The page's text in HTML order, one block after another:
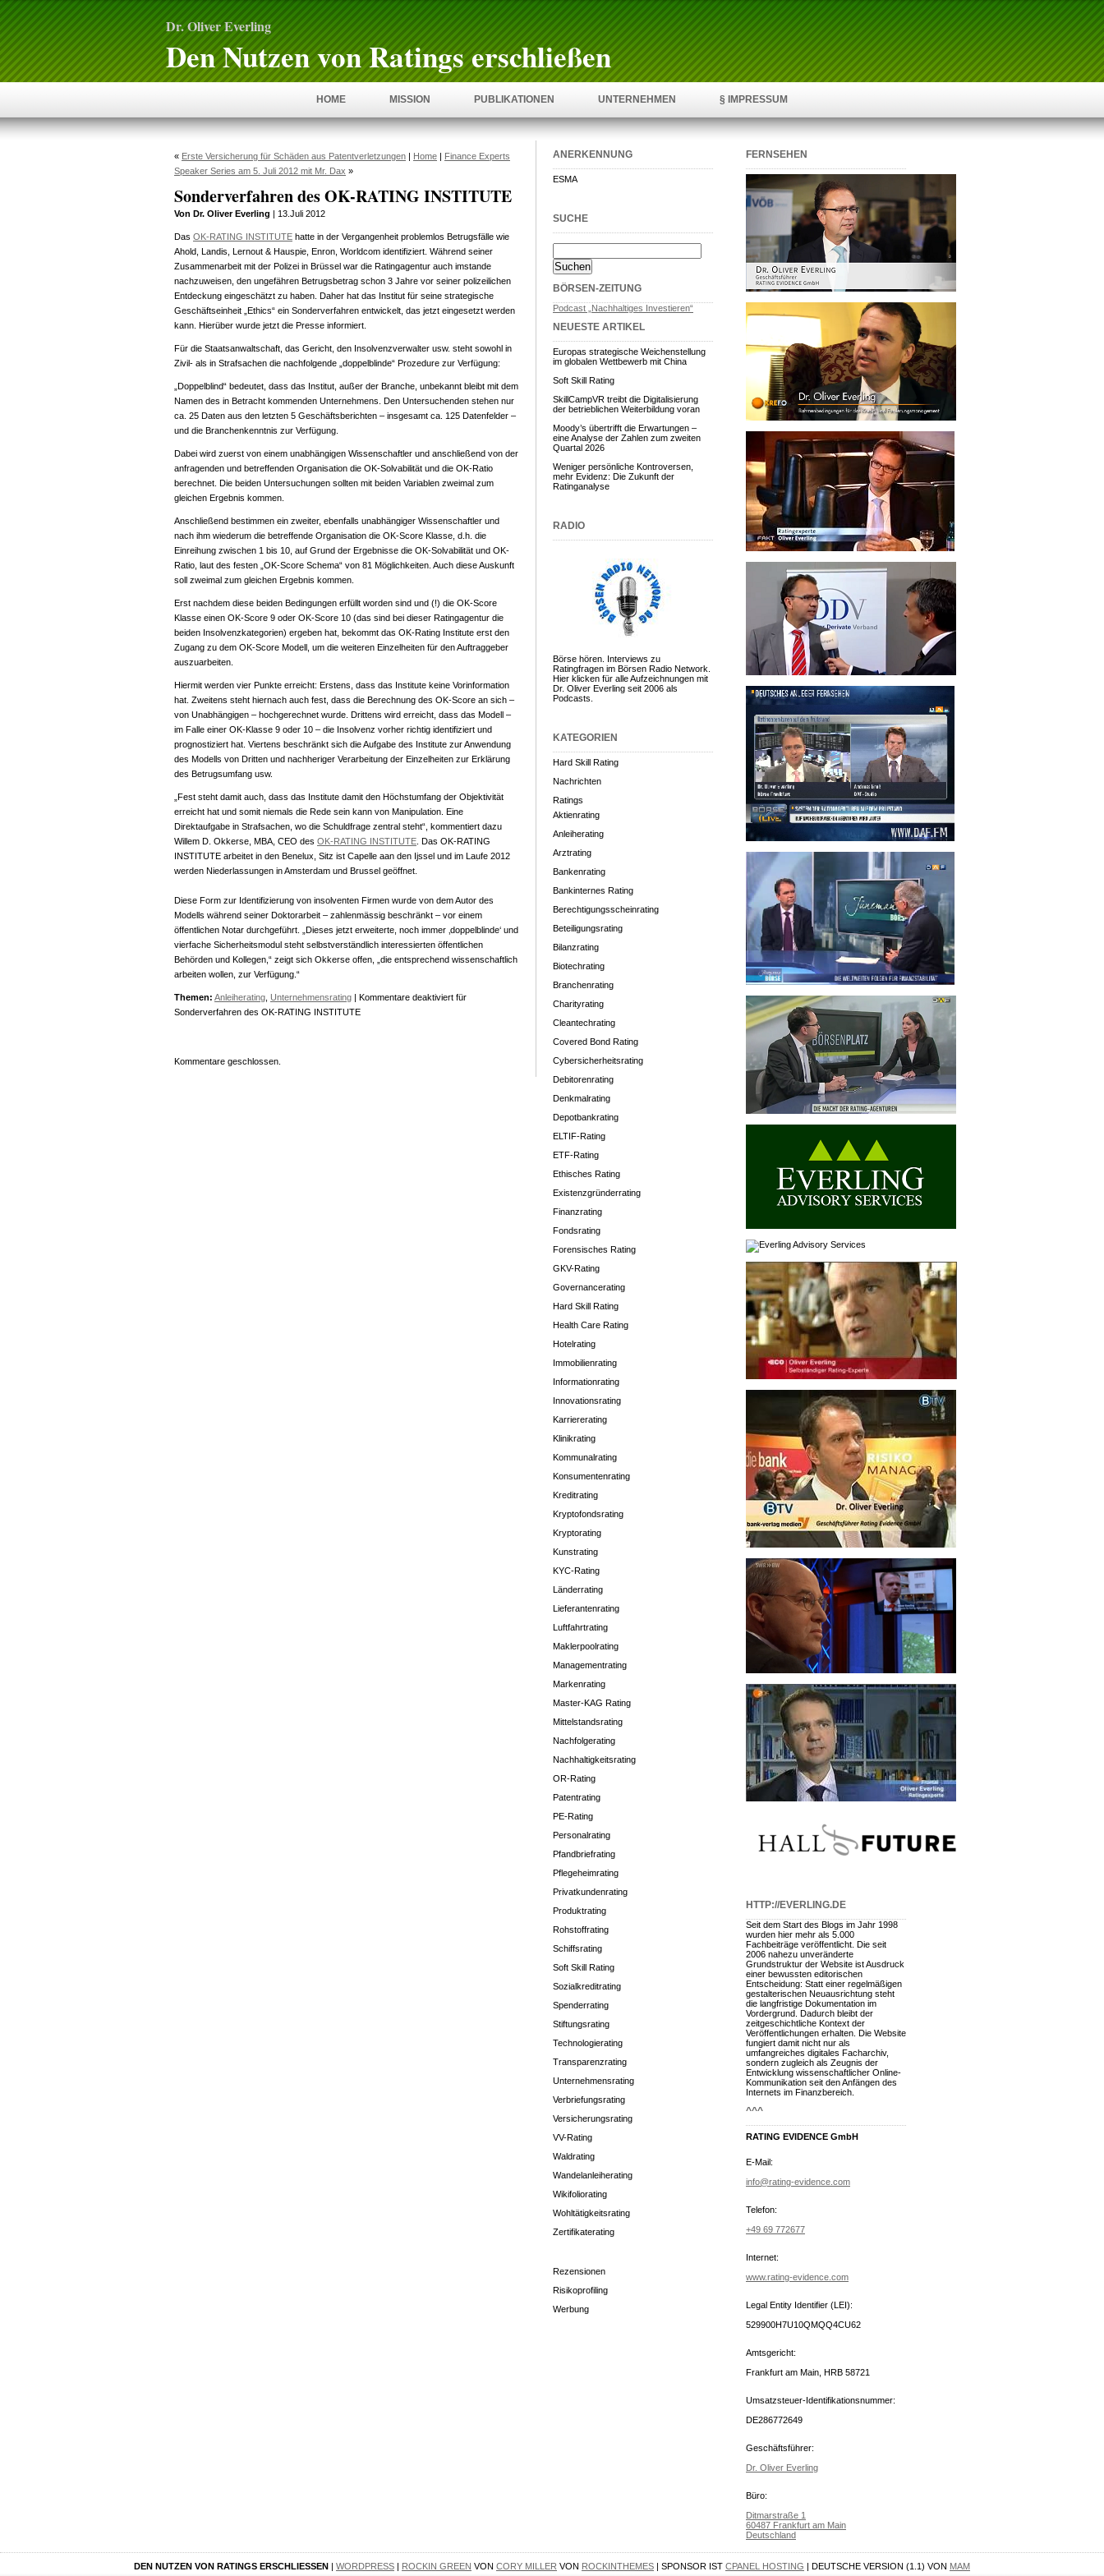
Dr. Oliver Everling
Den Nutzen von Ratings erschließen
HOME MISSION PUBLIKATIONEN UNTERNEHMEN § IMPRESSUM
« Erste Versicherung für Schäden aus Patentverletzungen | Home | Finance Experts
Speaker Series am 5. Juli 2012 mit Mr. Dax »
Sonderverfahren des OK-RATING INSTITUTE
Von Dr. Oliver Everling | 13.Juli 2012
Das OK-RATING INSTITUTE hatte in der Vergangenheit problemlos Betrugsfälle wie
Ahold, Landis, Lernout & Hauspie, Enron, Worldcom identifiziert. Während seiner
Zusammenarbeit mit der Polizei in Brüssel war die Ratingagentur auch imstande
nachzuweisen, den ungefähren Betrugsbetrag schon 3 Jahre vor seiner polizeilichen
Entdeckung eingeschätzt zu haben. Daher hat das Institut für seine strategische
Geschäftseinheit „Ethics“ ein Sonderverfahren entwickelt, das jetzt eingesetzt werden
kann. Hierüber wurde jetzt die Presse informiert.
Für die Staatsanwaltschaft, das Gericht, den Insolvenzverwalter usw. steht sowohl in
Zivil- als in Strafsachen die nachfolgende „doppelblinde“ Prozedure zur Verfügung:
„Doppelblind“ bedeutet, dass das Institut, außer der Branche, unbekannt bleibt mit dem
Namen des in Betracht kommenden Unternehmens. Den Untersuchenden stehen nur
ca. 25 Daten aus den letzten 5 Geschäftsberichten – insgesamt ca. 125 Datenfelder –
und die Branchenkenntnis zur Verfügung.
Dabei wird zuerst von einem unabhängigen Wissenschaftler und anschließend von der
anfragenden und betreffenden Organisation die OK-Solvabilität und die OK-Ratio
berechnet. Die beiden Untersuchungen sollten mit beiden Variablen zweimal zum
gleichen Ergebnis kommen.
Anschließend bestimmen ein zweiter, ebenfalls unabhängiger Wissenschaftler und
nach ihm wiederum die betreffende Organisation die OK-Score Klasse, d.h. die
Einreihung zwischen 1 bis 10, auf Grund der Ergebnisse die OK-Solvabilität und OK-
Ratio, laut des festen „OK-Score Schema“ von 81 Möglichkeiten. Auch diese Auskunft
soll zweimal zum gleichen Ergebnis kommen.
Erst nachdem diese beiden Bedingungen erfüllt worden sind und (!) die OK-Score
Klasse einen OK-Score 9 oder OK-Score 10 (das sind bei dieser Ratingagentur die
beiden Insolvenzkategorien) ergeben hat, bekommt das OK-Rating Institute erst den
Zugang zu dem OK-Score Modell, um die weiteren Einzelheiten für den Auftraggeber
auszuarbeiten.
Hiermit werden vier Punkte erreicht: Erstens, dass das Institute keine Vorinformation
hat. Zweitens steht hiernach auch fest, dass die Berechnung des OK-Score an sich –
von Unabhängigen – hochgerechnet wurde. Drittens wird erreicht, dass das Modell –
im Falle einer OK-Klasse 9 oder 10 – die Insolvenz vorher richtig identifiziert und
prognostiziert hat. Viertens beschränkt sich die Aufgabe des Institute zur Anwendung
des Modells von Dritten und nachheriger Verarbeitung der Einzelheiten zur Erklärung
des Betrugsumfang usw.
„Fest steht damit auch, dass das Institute damit den Höchstumfang der Objektivität
erreicht hat und somit niemals die Rede sein kann von Manipulation. Eine
Direktaufgabe in Strafsachen, wo die Schuldfrage zentral steht“, kommentiert dazu
Willem D. Okkerse, MBA, CEO des OK-RATING INSTITUTE . Das OK-RATING
INSTITUTE arbeitet in den Benelux, Sitz ist Capelle aan den Ijssel und im Laufe 2012
werden Niederlassungen in Amsterdam und Brussel geöffnet.
Diese Form zur Identifizierung von insolventen Firmen wurde von dem Autor des
Modells während seiner Doktorarbeit – zahlenmässig beschränkt – vor einem
öffentlichen Notar durchgeführt. „Dieses jetzt erweiterte, noch immer ‚doppelblinde‘ und
vierfache Sicherheitsmodul steht selbstverständlich interessierten öffentlichen
Behörden und Kollegen,“ zeigt sich Okkerse offen, „die entsprechend wissenschaftlich
arbeiten wollen, zur Verfügung.“
Themen: Anleiherating Unternehmensrating | Kommentare deaktiviert für
Sonderverfahren des OK-RATING INSTITUTE
Kommentare geschlossen.
ANERKENNUNG
ESMA
SUCHE
BÖRSEN-ZEITUNG
Podcast „Nachhaltiges Investieren“
NEUESTE ARTIKEL
Europas strategische Weichenstellung
im globalen Wettbewerb mit China
Soft Skill Rating
SkillCampVR treibt die Digitalisierung
der betrieblichen Weiterbildung voran
Moody’s übertrifft die Erwartungen –
eine Analyse der Zahlen zum zweiten
Quartal 2026
Weniger persönliche Kontroversen,
mehr Evidenz: Die Zukunft der
Ratinganalyse
RADIO
Börse hören. Interviews zu
Ratingfragen im Börsen Radio Network.
Hier klicken für alle Aufzeichnungen mit
Dr. Oliver Everling seit 2006 als
Podcasts.
KATEGORIEN
Hard Skill Rating
Nachrichten
Ratings
Aktienrating
Anleiherating
Arztrating
Bankenrating
Bankinternes Rating
Berechtigungsscheinrating
Beteiligungsrating
Bilanzrating
Biotechrating
Branchenrating
Charityrating
Cleantechrating
Covered Bond Rating
Cybersicherheitsrating
Debitorenrating
Denkmalrating
Depotbankrating
ELTIF-Rating
ETF-Rating
Ethisches Rating
Existenzgründerrating
Finanzrating
Fondsrating
Forensisches Rating
GKV-Rating
Governancerating
Hard Skill Rating
Health Care Rating
Hotelrating
Immobilienrating
Informationrating
Innovationsrating
Karriererating
Klinikrating
Kommunalrating
Konsumentenrating
Kreditrating
Kryptofondsrating
Kryptorating
Kunstrating
KYC-Rating
Länderrating
Lieferantenrating
Luftfahrtrating
Maklerpoolrating
Managementrating
Markenrating
Master-KAG Rating
Mittelstandsrating
Nachfolgerating
Nachhaltigkeitsrating
OR-Rating
Patentrating
PE-Rating
Personalrating
Pfandbriefrating
Pflegeheimrating
Privatkundenrating
Produktrating
Rohstoffrating
Schiffsrating
Soft Skill Rating
Sozialkreditrating
Spenderrating
Stiftungsrating
Technologierating
Transparenzrating
Unternehmensrating
Verbriefungsrating
Versicherungsrating
VV-Rating
Waldrating
Wandelanleiherating
Wikifoliorating
Wohltätigkeitsrating
Zertifikaterating
Rezensionen
Risikoprofiling
Werbung
FERNSEHEN
HTTP://EVERLING.DE
Seit dem Start des Blogs im Jahr 1998
wurden hier mehr als 5.000
Fachbeiträge veröffentlicht. Die seit
2006 nahezu unveränderte
Grundstruktur der Website ist Ausdruck
einer bewussten editorischen
Entscheidung: Statt einer regelmäßigen
gestalterischen Neuausrichtung steht
die langfristige Dokumentation im
Vordergrund. Dadurch bleibt der
zeitgeschichtliche Kontext der
Veröffentlichungen erhalten. Die Website
fungiert damit nicht nur als
umfangreiches digitales Facharchiv,
sondern zugleich als Zeugnis der
Entwicklung wissenschaftlicher Online-
Kommunikation seit den Anfängen des
Internets im Finanzbereich.
^^^
RATING EVIDENCE GmbH
E-Mail:
info@rating-evidence.com
Telefon:
+49 69 772677
Internet:
www.rating-evidence.com
Legal Entity Identifier (LEI):
529900H7U10QMQQ4CU62
Amtsgericht:
Frankfurt am Main, HRB 58721
Umsatzsteuer-Identifikationsnummer:
DE286772649
Geschäftsführer:
Dr. Oliver Everling
Büro:
Ditmarstraße 1
60487 Frankfurt am Main
Deutschland
DEN NUTZEN VON RATINGS ERSCHLIESSEN | WORDPRESS | ROCKIN GREEN VON CORY MILLER VON ROCKINTHEMES | SPONSOR IST CPANEL HOSTING | DEUTSCHE VERSION (1.1) VON MAM